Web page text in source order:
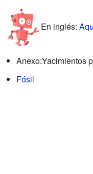
En inglés:
Anexo:Yacimientos
Fósil